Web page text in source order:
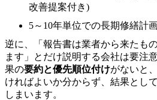
改善提案付き)
5～10年単位での長期修繕計
逆に、「報告書は業者から来たも
ます」とだけ説明する会社は要注
果の要約と優先順位付けがないと
ければよいか分からず、結果とし
しまいます。